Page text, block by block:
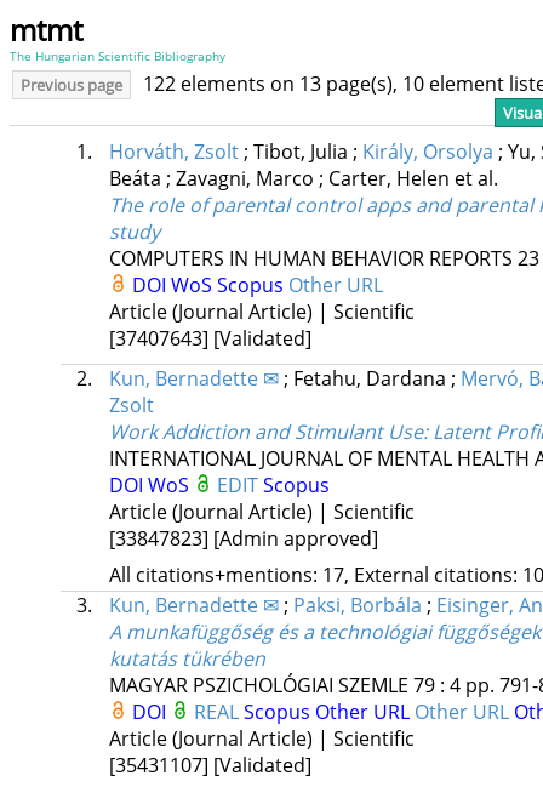
mtmt
The Hungarian Scientific Bibliography
Previous page 122 elements on 13 page(s), 10 element
1. Horváth, Zsolt; Tibot, Julia ; Király, Orsolya ; Yu,
Beáta ; Zavagni, Marco ; Carter, Helen et al.
The role of parental control apps and
study
COMPUTERS IN HUMAN BEHAVIOR REPORTS 23
DOI WoS Scopus Other URL
Article (Journal Article) | Scientific
[37407643] [Validated]
2.
Kun, Bernadette ✉; Fetahu, Dardana ; Mervó,
Zsolt
Work Addiction and Stimulant Use: Latent
INTERNATIONAL JOURNAL OF MENTAL HEALTH
DOI WoS EDITScopus
Article (Journal Article) | Scientific
[33847823] [Admin approved]
All citations+mentions: 17, External citations:
3.
Kun, Bernadette ✉; Paksi, Borbála ; Eisinger,
A munkafüggőség és a technológiai
kutatás tükrében
MAGYAR PSZICHOLÓGIAI SZEMLE 79: 4 pp.
DOI
REALScopus Other URL Other URL
Article (Journal Article) | Scientific
[35431107] [Validated]